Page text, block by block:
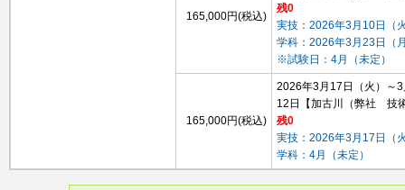
165,000円(税込)
残0
実技：2026年3月10日（
学科：2026年3月23日（
※試験日：4月（未定）
165,000円(税込)
2026年3月17日（火）～
12日
【加古川（弊社 技
残0
実技：2026年3月17日（
学科：4月（未定）